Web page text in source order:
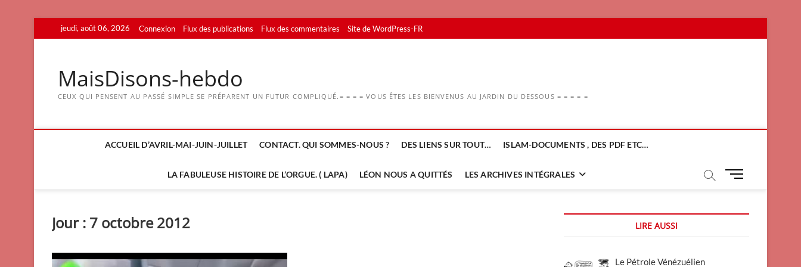
to
jeudi, août 06, 2026 Connexion Flux des publications Flux des commentaires Site de WordPress-FR
MaisDisons-hebdo
CEUX QUI PENSENT AU PASSÉ SIMPLE SE PRÉPARENT UN FUTUR COMPLIQUÉ.= = = = VOUS ÊTES LES BIENVENUS AU JARDIN DU DESSOUS = = = = =
ACCUEIL D’AVRIL-MAI-JUIN-JUILLET CONTACT. QUI SOMMES-NOUS ? DES LIENS SUR TOUT… ISLAM-DOCUMENTS , DES PDF ETC…
LA FABULEUSE HISTOIRE DE L’ORGUE. ( LAPA) LÉON NOUS A QUITTÉS LES ARCHIVES INTÉGRALES
M
u
u
Jour : 7 octobre 2012 LIRE AUSSI
Le Pétrole Vénézuélien